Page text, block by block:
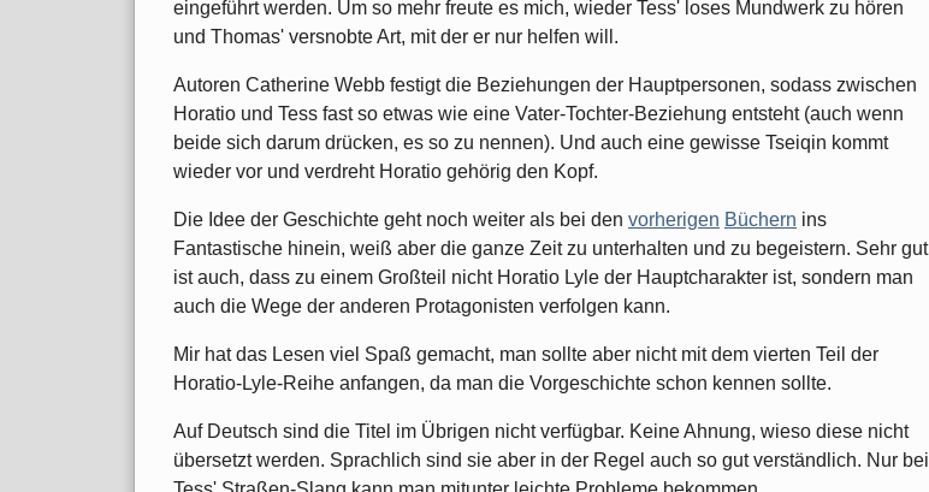
eingeführt werden. Um so mehr freute es mich, wieder Tess' loses Mundwerk zu hören
und Thomas' versnobte Art, mit der er nur helfen will.
Autoren Catherine Webb festigt die Beziehungen der Hauptpersonen, sodass zwischen
Horatio und Tess fast so etwas wie eine Vater-Tochter-Beziehung entsteht (auch wenn
beide sich darum drücken, es so zu nennen). Und auch eine gewisse Tseiqin kommt
wieder vor und verdreht Horatio gehörig den Kopf.
Die Idee der Geschichte geht noch weiter als bei den vorherigen Büchern ins
Fantastische hinein, weiß aber die ganze Zeit zu unterhalten und zu begeistern. Sehr gut
ist auch, dass zu einem Großteil nicht Horatio Lyle der Hauptcharakter ist, sondern man
auch die Wege der anderen Protagonisten verfolgen kann.
Mir hat das Lesen viel Spaß gemacht, man sollte aber nicht mit dem vierten Teil der
Horatio-Lyle-Reihe anfangen, da man die Vorgeschichte schon kennen sollte.
Auf Deutsch sind die Titel im Übrigen nicht verfügbar. Keine Ahnung, wieso diese nicht
übersetzt werden. Sprachlich sind sie aber in der Regel auch so gut verständlich. Nur bei